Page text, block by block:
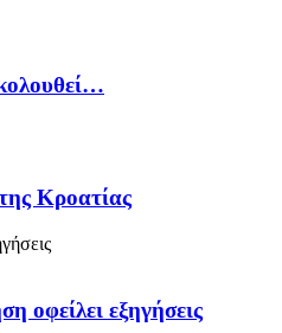
Κροατίας
οφείλει εξηγήσεις